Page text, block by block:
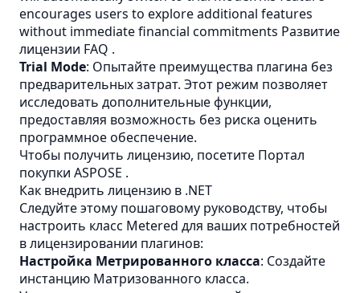
encourages users to explore additional features
without immediate financial commitments Развитие
лицензии FAQ .
Trial Mode: Опытайте преимущества плагина без
предварительных затрат. Этот режим позволяет
исследовать дополнительные функции,
предоставляя возможность без риска оценить
программное обеспечение.
Чтобы получить лицензию, посетите Портал
покупки ASPOSE .
Как внедрить лицензию в .NET
Следуйте этому пошаговому руководству, чтобы
настроить класс Metered для ваших потребностей
в лицензировании плагинов:
Настройка Метрированного класса: Создайте
инстанцию Матризованного класса.